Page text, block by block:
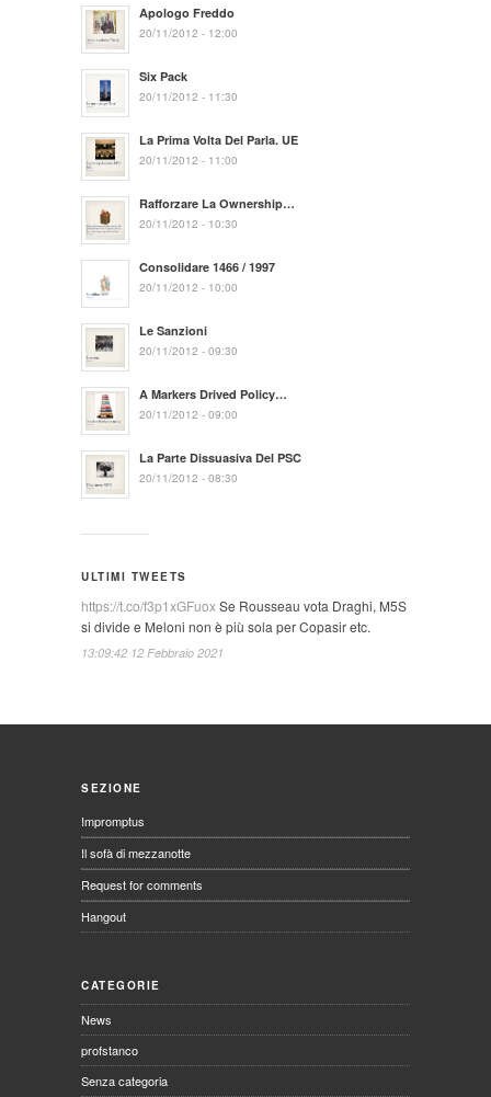
Apologo Freddo
20/11/2012 - 12:00
Six Pack
20/11/2012 - 11:30
La Prima Volta Del Parla. UE
20/11/2012 - 11:00
Rafforzare La Ownership…
20/11/2012 - 10:30
Consolidare 1466 / 1997
20/11/2012 - 10:00
Le Sanzioni
20/11/2012 - 09:30
A Markers Drived Policy…
20/11/2012 - 09:00
La Parte Dissuasiva Del PSC
20/11/2012 - 08:30
ULTIMI TWEETS
https://t.co/f3p1xGFuoxSe Rousseau vota Draghi, M5S
si divide e Meloni non è più sola per Copasir etc.
13:09:42 12 Febbraio 2021
SEZIONE
Impromptus
Il sofà di mezzanotte
Request for comments
Hangout
CATEGORIE
News
profstanco
Senza categoria